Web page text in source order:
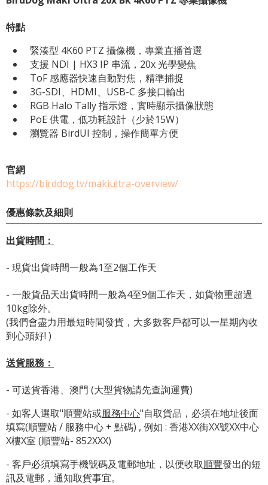
特點
緊湊型 4K60 PTZ 攝像機，專業直播首選
支援 NDI | HX3 IP 串流，20x 光學變焦
ToF 感應器快速自動對焦，精準捕捉
3G-SDI、HDMI、USB-C 多接口輸出
RGB Halo Tally 指示燈，實時顯示攝像狀態
PoE 供電，低功耗設計（少於15W）
瀏覽器 BirdUI 控制，操作簡單方便
官網
https://birddog.tv/makiultra-overview/
優惠條款及細則
出貨時間：
- 現貨出貨時間一般為1至2個工作天
- 一般貨品天出貨時間一般為4至9個工作天，如貨物重超過
10kg除外。
(我們會盡力用最短時間發貨，大多數客戶都可以一星期內收
到心頭好! )
送貨服務：
- 可送貨香港、澳門 (大型貨物請先查詢運費)
- 如客人選取"順豐站或服務中心"自取貨品，必須在地址後面
填寫(順豐站 / 服務中心 + 點碼) , 例如 : 香港XX街XX號XX中心
X樓X室 (順豐站- 852XXX)
- 客戶必須填寫手機號碼及電郵地址，以便收取順豐發出的短
訊及電郵，通知取貨事宜。